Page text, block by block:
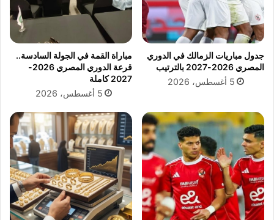
ل
ت
ز
م
ب
ز
ي
ا
ل
أ
ز
ه
ر
ي
ي
د
ر
س
م
خ
ط
ة
م
ص
ر
ا
ل
ا
ق
جدول مباريات الزمالك في الدوري
المصري 2026-2027 بالترتيب
5 أغسطس، 2026
مباراة القمة في الجولة السادسة..
قرعة الدوري المصري 2026-
2027 كاملة
5 أغسطس، 2026